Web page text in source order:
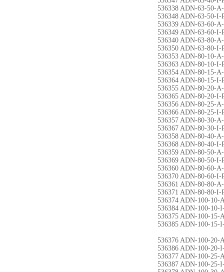
536338 ADN-63-50-
536348 ADN-63-50-I-
536339 ADN-63-60-
536349 ADN-63-60-I-
536340 ADN-63-80-
536350 ADN-63-80-I-
536353 ADN-80-10-
536363 ADN-80-10-I-
536354 ADN-80-15-
536364 ADN-80-15-I-
536355 ADN-80-20-
536365 ADN-80-20-I-
536356 ADN-80-25-
536366 ADN-80-25-I-
536357 ADN-80-30-
536367 ADN-80-30-I-
536358 ADN-80-40-
536368 ADN-80-40-I-
536359 ADN-80-50-
536369 ADN-80-50-I-
536360 ADN-80-60-
536370 ADN-80-60-I-
536361 ADN-80-80-
536371 ADN-80-80-I-
536374 ADN-100-10-
536384 ADN-100-10-
536375 ADN-100-15-
536385 ADN-100-15-
536376 ADN-100-20-
536386 ADN-100-20-
536377 ADN-100-25-
536387 ADN-100-25-